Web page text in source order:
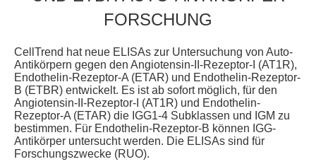
FORSCHUNG
CellTrend hat neue ELISAs zur Untersuchung von Auto-
Antikörpern gegen den Angiotensin-II-Rezeptor-I (AT1R),
Endothelin-Rezeptor-A (ETAR) und Endothelin-Rezeptor-
B (ETBR) entwickelt. Es ist ab sofort möglich, für den
Angiotensin-II-Rezeptor-I (AT1R) und Endothelin-
Rezeptor-A (ETAR) die IGG1-4 Subklassen und IGM zu
bestimmen. Für Endothelin-Rezeptor-B können IGG-
Antikörper untersucht werden. Die ELISAs sind für
Forschungszwecke (RUO).